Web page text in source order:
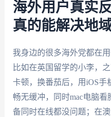
海外用户真实
真的能解决地
我身边的很多海外党都在用
比如在英国留学的小李，
卡顿，换番茄后，用iOS手
畅无缓冲，同时mac电脑
备同时在线都没问题；在